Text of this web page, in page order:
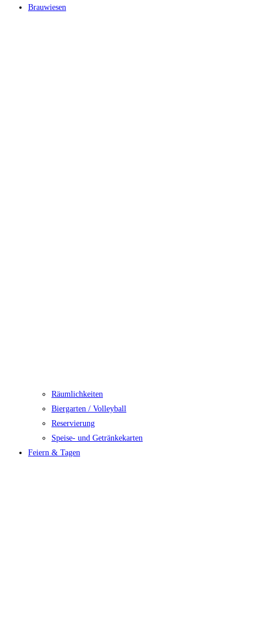
Brauwiesen
Räumlichkeiten
Biergarten / Volleyball
Reservierung
Speise- und Getränkekarten
Feiern & Tagen